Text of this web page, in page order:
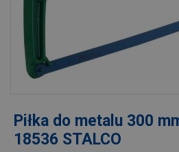
Piłka do metalu 300
18536 STALCO